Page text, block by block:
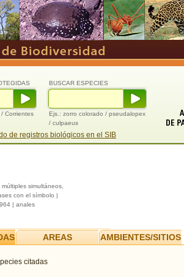
BUSCAR ESPECIES
Ejs.: zorro colorado / pseudalopex
/ culpaeus
Corrientes
de registros biológicos en el SIB
simultáneos,
con el símbolo |
| anales
AREAS AMBIENTES/SITIOS
citadas